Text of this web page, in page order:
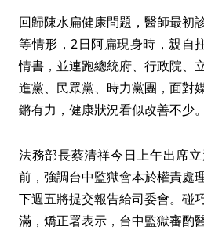
回歸陳水扁健康問題，醫師最初
等情形，2日阿扁現身時，親自
情書，並連跑總統府、行政院、
進黨、民眾黨、時力黨團，面對
鏘有力，健康狀況看似改善不少。
法務部長蔡清祥今日上午出席
前，強調台中監獄會本於權責處
下週五將提交報告給司委會。碰
滿，矯正署表示，台中監獄審酌